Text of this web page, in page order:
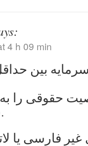
4 h 09 min
حقوقی را
شرکت می گویند.
فارسی یا